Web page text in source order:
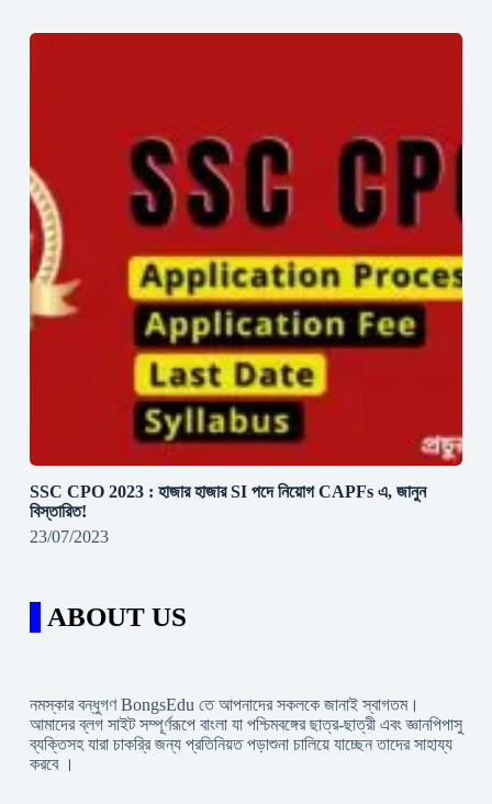
SSC CPO 2023 : হাজার হাজার SI পদে নিয়োগ CAPFs এ, জানুন
বিস্তারিত!
23/07/2023
ABOUT US
নমস্কার বন্ধুগণ BongsEdu তে আপনাদের সকলকে জানাই স্বাগতম।
আমাদের ব্লগ সাইট সম্পূর্ণরূপে বাংলা যা পশ্চিমবঙ্গের ছাত্র-ছাত্রী এবং জ্ঞানপিপাসু
ব্যক্তিসহ যারা চাকরি্র জন্য প্রতিনিয়ত পড়াশুনা চালিয়ে যাচ্ছেন তাদের সাহায্য
করবে ।